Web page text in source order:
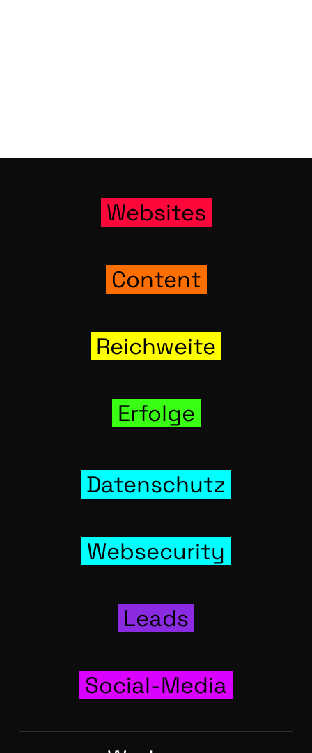
Web­sites
Con­tent
Reich­wei­te
Erfol­ge
Daten­schutz
Web­se­cu­ri­ty
Leads
Social-Media